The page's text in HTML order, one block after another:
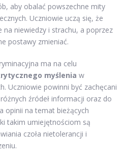
aby obalać powszechne mity
Uczniowie uczą się, że
niewiedzy i strachu, a poprzez
postawy zmieniać.
ma na celu
myślenia w
Uczniowie powinni być zachęcani
źródeł informacji oraz do
opinii na temat bieżących
takim umiejętnościom są
czoła nietolerancji i